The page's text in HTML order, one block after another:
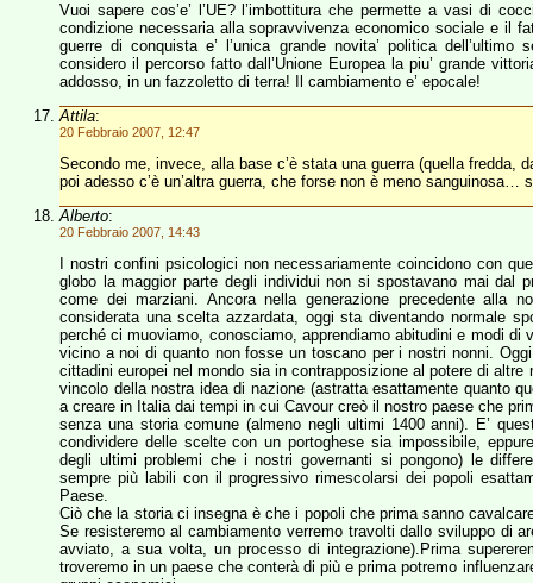
Vuoi sapere cos’e’ l’UE? l’imbottitura che permette a vasi di
condizione necessaria alla sopravvivenza economico sociale e il
guerre di conquista e’ l’unica grande novita’ politica
considero il percorso fatto dall’Unione Europea la piu’ grande
addosso, in un fazzoletto di terra! Il cambiamento e’ epocale!
Attila:
20 Febbraio 2007, 12:47
Secondo me, invece, alla base c’è stata una guerra (quella fredda,
poi adesso c’è un’altra guerra, che forse non è meno
Alberto:
20 Febbraio 2007, 14:43
I nostri confini psicologici non necessariamente coincidono con
globo la maggior parte degli individui non si spostavano mai dal
come dei marziani. Ancora nella generazione precedente alla
considerata una scelta azzardata, oggi sta diventando normale
perché ci muoviamo, conosciamo, apprendiamo abitudini e modi
vicino a noi di quanto non fosse un toscano per i nostri nonni.
cittadini europei nel mondo sia in contrapposizione al potere di
vincolo della nostra idea di nazione (astratta esattamente quanto
a creare in Italia dai tempi in cui Cavour creò il nostro paese che
senza una storia comune (almeno negli ultimi 1400 anni). E’
condividere delle scelte con un portoghese sia impossibile,
degli ultimi problemi che i nostri governanti si pongono) le
sempre più labili con il progressivo rimescolarsi dei popoli
Paese.
Ciò che la storia ci insegna è che i popoli che prima sanno
Se resisteremo al cambiamento verremo travolti dallo sviluppo di
avviato, a sua volta, un processo di integrazione).Prima
troveremo in un paese che conterà di più e prima potremo